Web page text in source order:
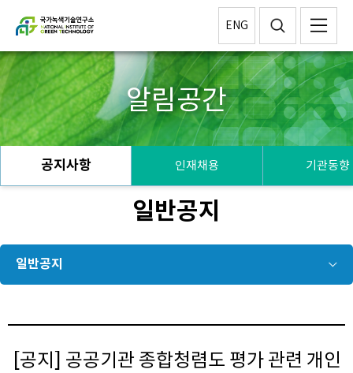
ENG
알림공간
공지사항 인재채용 기관동향
일반공지
일반공지
[공지] 공공기관 종합청렴도 평가 관련 개인